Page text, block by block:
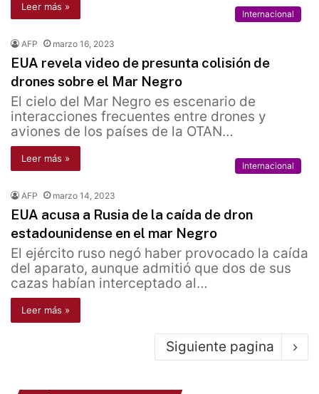
Leer más »
Internacional
AFP marzo 16, 2023
EUA revela video de presunta colisión de
drones sobre el Mar Negro
El cielo del Mar Negro es escenario de
interacciones frecuentes entre drones y
aviones de los países de la OTAN…
Leer más »
Internacional
AFP marzo 14, 2023
EUA acusa a Rusia de la caída de dron
estadounidense en el mar Negro
El ejército ruso negó haber provocado la caída
del aparato, aunque admitió que dos de sus
cazas habían interceptado al…
Leer más »
Siguiente pagina